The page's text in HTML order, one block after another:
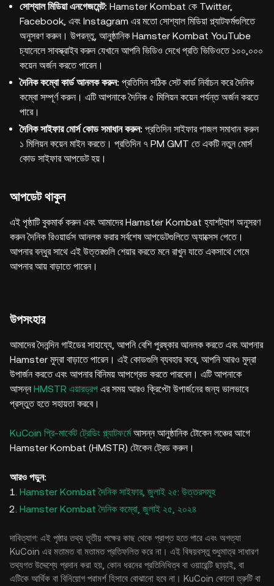
সোশ্যাল মিডিয়া এনগেজমেন্ট: Hamster Kombat কে Twitter,
Facebook, এবং Instagram এর মতো সোশ্যাল মিডিয়া প্ল্যাটফর্মগুলিতে
অনুসরণ করুন। উপরন্তু, আনুষ্ঠানিক Hamster Kombat YouTube
চ্যানেলে সাবস্ক্রাইব করুন যেখানে আপনি ভিডিও দেখে প্রতি ভিডিওতে ১০০,০০০
কয়েন অর্জন করতে পারেন।
দৈনিক কম্বো কার্ড আনলক করুন: প্রতিদিন সঠিক সেট কার্ড নির্বাচন করে দৈনিক
কম্বো সম্পূর্ণ করুন। এটি আপনাকে দৈনিক ৫ মিলিয়ন কয়েন পর্যন্ত অর্জন করতে
পারে।
দৈনিক সাইফার মোর্স কোড সমাধান করুন: প্রতিদিন সাইফার পাজল সমাধান করুন
১ মিলিয়ন কয়েন মাইন করতে। প্রতিদিন ৭ PM GMT তে একটি নতুন মোর্স
কোড সাইফার আপডেট হয়।
আপডেট থাকুন
এই পৃষ্ঠাটি বুকমার্ক করুন এবং আমাদের Hamster Kombat হ্যাশট্যাগ অনুসরণ
করুন দৈনিক রিওয়ার্ডস আনলক করার সর্বশেষ আপডেটগুলিতে অ্যাক্সেস পেতে।
আপনার বন্ধুর সাথে এই উত্তরগুলি শেয়ার করতে মনে রাখুন যাতে একসাথে গেমে
আপনার আয় বাড়াতে পারেন।
উপসংহার
আমাদের দৈনন্দিন গাইডের সাহায্যে, আপনি বেশি পুরষ্কার আনলক করতে এবং আপনার
Hamster মুদ্রা বাড়াতে পারেন। এই কোডগুলি ব্যবহার করে, আপনি আরও মুদ্রা
উপার্জন করতে এবং আপনার বিনিময় আপগ্রেড করতে পারবেন। এটি আপনাকে
আসন্নHMSTR এয়ারড্রপ এর সময় আরও ক্রিপ্টো উপার্জনের জন্য ভালভাবে
প্রস্তুত হতে সহায়তা করবে।
KuCoin প্রি-মার্কেট ট্রেডিং প্ল্যাটফর্মেআসন্ন আনুষ্ঠানিক টোকেন লঞ্চের আগে
Hamster Kombat (HMSTR) টোকেন ট্রেড করুন।
আরও পড়ুন:
Hamster Kombat দৈনিক সাইফার, জুলাই ২৫: উত্তরসমূহ
Hamster Kombat দৈনিক কম্বো, জুলাই ২৫, ২০২৪
দাবিত্যাগ: এই পৃষ্ঠার তথ্য তৃতীয় পক্ষের কাছ থেকে প্রাপ্ত হতে পারে এবং অগত্যা
KuCoin এর মতামত বা মতামত প্রতিফলিত করে না। এই বিষয়বস্তু শুধুমাত্র সাধারণ
তথ্যগত উদ্দেশ্যে প্রদান করা হয়, কোন ধরনের প্রতিনিধিত্ব বা ওয়ারেন্টি ছাড়াই, বা
এটিকে আর্থিক বা বিনিয়োগ পরামর্শ হিসাবে বোঝানো হবে না। KuCoin কোনো ত্রুটি বা